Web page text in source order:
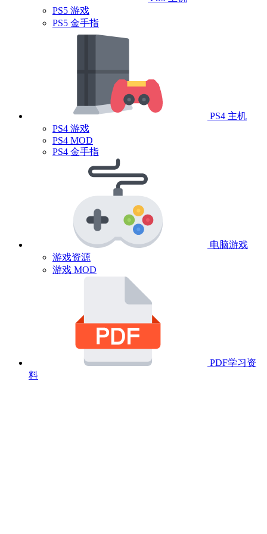
PS5 游戏
PS5 金手指
PS4 主机
PS4 游戏
PS4 MOD
PS4 金手指
电脑游戏
游戏资源
游戏 MOD
PDF学习资
料